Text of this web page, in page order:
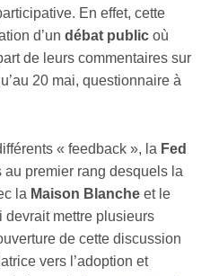
En effet, cette
d’un débat public où
de leurs commentaires sur
20 mai, questionnaire à
« feedback », la Fed
premier rang desquels la
la Maison Blanche et le
devrait mettre plusieurs
de cette discussion
vers l’adoption et